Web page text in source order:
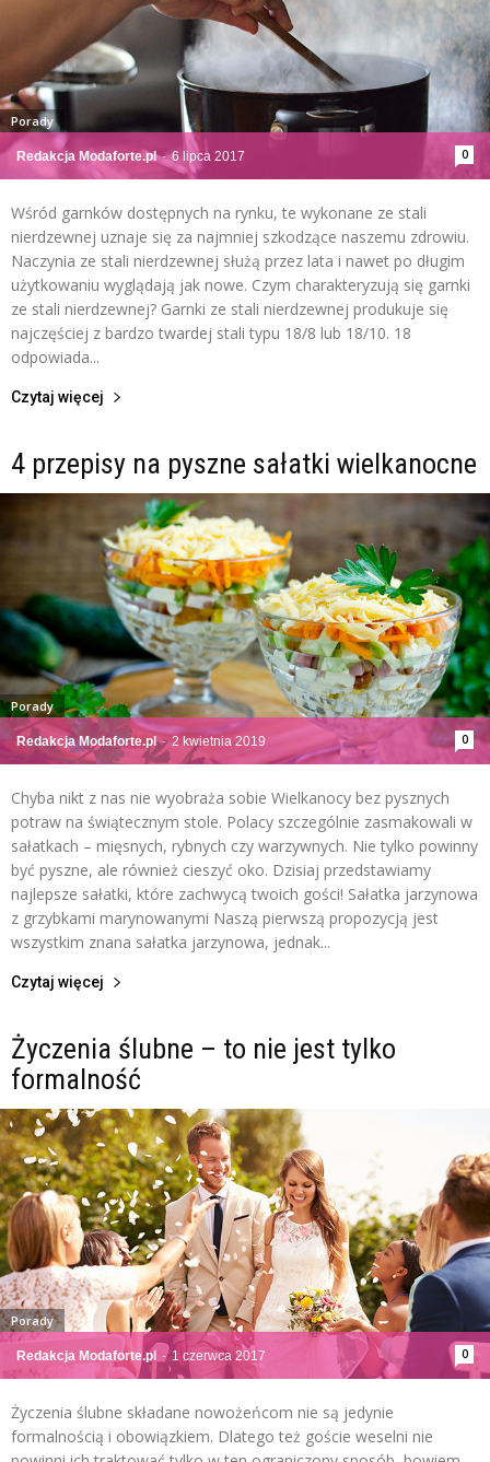
Redakcja Modaforte.pl - 6 lipca 2017 0
Porady
Wśród garnków dostępnych na rynku, te wykonane ze stali
nierdzewnej uznaje się za najmniej szkodzące naszemu zdrowiu.
Naczynia ze stali nierdzewnej służą przez lata i nawet po długim
użytkowaniu wyglądają jak nowe. Czym charakteryzują się garnki
ze stali nierdzewnej? Garnki ze stali nierdzewnej produkuje się
najczęściej z bardzo twardej stali typu 18/8 lub 18/10. 18
odpowiada...
Czytaj więcej
4 przepisy na pyszne sałatki wielkanocne
Redakcja Modaforte.pl - 2 kwietnia 2019 0
Porady
Chyba nikt z nas nie wyobraża sobie Wielkanocy bez pysznych
potraw na świątecznym stole. Polacy szczególnie zasmakowali w
sałatkach – mięsnych, rybnych czy warzywnych. Nie tylko powinny
być pyszne, ale również cieszyć oko. Dzisiaj przedstawiamy
najlepsze sałatki, które zachwycą twoich gości! Sałatka jarzynowa
z grzybkami marynowanymi Naszą pierwszą propozycją jest
wszystkim znana sałatka jarzynowa, jednak...
Czytaj więcej
Życzenia ślubne – to nie jest tylko
formalność
Redakcja Modaforte.pl - 1 czerwca 2017 0
Porady
Życzenia ślubne składane nowożeńcom nie są jedynie
formalnością i obowiązkiem. Dlatego też goście weselni nie